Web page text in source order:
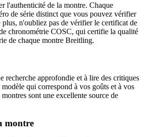
l'authenticité de la montre. Chaque
de série distinct que vous pouvez vérifier
n'oubliez pas de vérifier le certificat de
chronométrie COSC, qui certifie la qualité
de chaque montre Breitling.
recherche approfondie et à lire des critiques
qui correspond à vos goûts et à vos
sont une excellente source de
montre